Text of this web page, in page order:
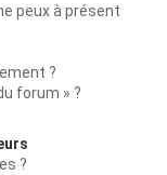
peux à présent
?
forum » ?
?